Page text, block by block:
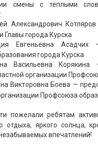
смены с тёплыми
Александрович
Главы города Курска
Евгеньевна Асадчих —
города Курска
Васильевна Корякина
организации
Викторовна Боева —
Профсоюза
пожелали ребятам
отдыха, яркого солнца,
впечатлений!